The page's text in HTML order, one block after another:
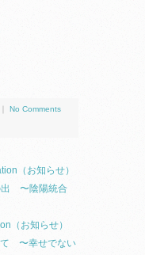
No Comments
（お知らせ）
出 〜陰陽統合
（お知らせ）
〜幸せでない